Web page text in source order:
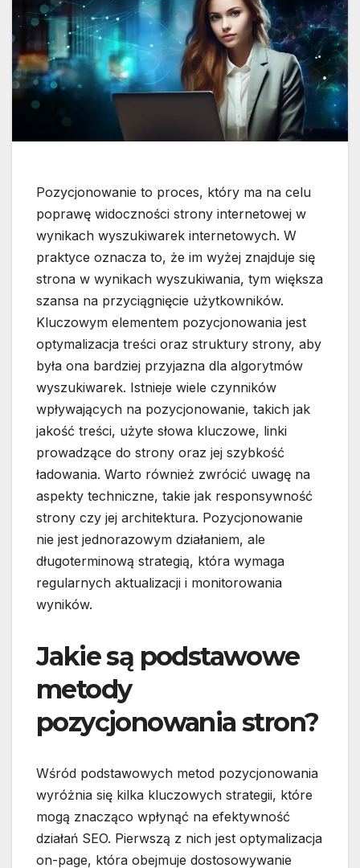
Pozycjonowanie to proces, który ma na celu
poprawę widoczności strony internetowej w
wynikach wyszukiwarek internetowych. W
praktyce oznacza to, że im wyżej znajduje się
strona w wynikach wyszukiwania, tym większa
szansa na przyciągnięcie użytkowników.
Kluczowym elementem pozycjonowania jest
optymalizacja treści oraz struktury strony, aby
była ona bardziej przyjazna dla algorytmów
wyszukiwarek. Istnieje wiele czynników
wpływających na pozycjonowanie, takich jak
jakość treści, użyte słowa kluczowe, linki
prowadzące do strony oraz jej szybkość
ładowania. Warto również zwrócić uwagę na
aspekty techniczne, takie jak responsywność
strony czy jej architektura. Pozycjonowanie
nie jest jednorazowym działaniem, ale
długoterminową strategią, która wymaga
regularnych aktualizacji i monitorowania
wyników.
Jakie są podstawowe
metody
pozycjonowania stron?
Wśród podstawowych metod pozycjonowania
wyróżnia się kilka kluczowych strategii, które
mogą znacząco wpłynąć na efektywność
działań SEO. Pierwszą z nich jest optymalizacja
on-page, która obejmuje dostosowywanie